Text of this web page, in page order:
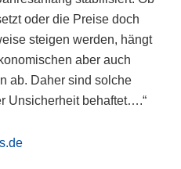
oder die Preise doch
steigen werden, hängt
aber auch
ab. Daher sind solche
Unsicherheit behaftet….“